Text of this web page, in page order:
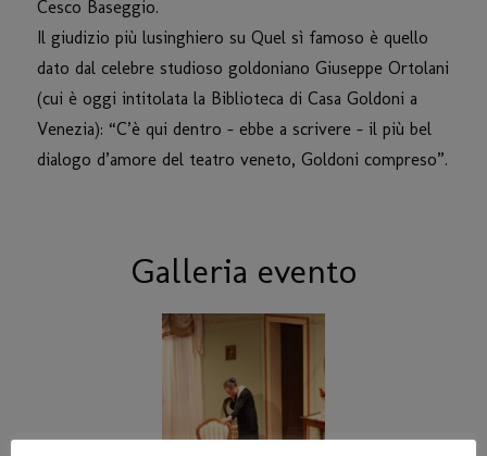
Cesco Baseggio.
Il giudizio più lusinghiero su Quel sì famoso è quello
dato dal celebre studioso goldoniano Giuseppe Ortolani
(cui è oggi intitolata la Biblioteca di Casa Goldoni a
Venezia): “C’è qui dentro – ebbe a scrivere – il più bel
dialogo d’amore del teatro veneto, Goldoni compreso”.
Galleria evento